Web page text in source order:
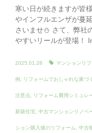
寒い日が続きますが皆
やインフルエンザが蔓
さいませ⛄ さて、弊社
やすいリールが登場！
2025.01.28 マンションリ
例 , リフォームでおしゃれな家づ
注意点, リフォーム費用シミュレ
新築住宅, 中古マンションリノベ
ション購入後のリフォーム, 中古